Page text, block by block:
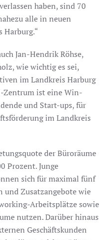
haben, sind 70
alle in neuen
Harburg.“
Jan-Hendrik Röhse,
wie wichtig es sei,
im Landkreis Harburg
Zentrum ist eine Win-
und Start-ups, für
im Landkreis
der Büroräume
Prozent. Junge
sich für maximal fünf
und Zusatzangebote wie
Arbeitsplätze sowie
nutzen. Darüber hinaus
Geschäftskunden